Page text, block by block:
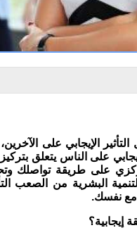
الإيجابي على
على الناس يتعلق
على طريقة تواصلك
البشرية من الصعب
مع نفسك.
إيجابية؟